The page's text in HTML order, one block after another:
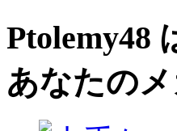
Ptolemy48
あなたの